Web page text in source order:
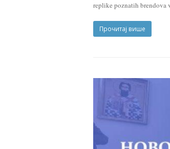
replike poznatih
Прочитај више